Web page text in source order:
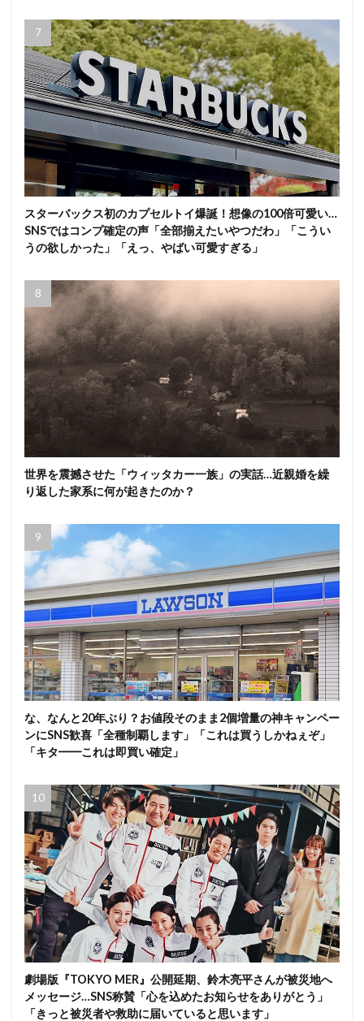
スターバックス初のカプセルトイ爆誕！想像の100倍可愛い…
SNSではコンプ確定の声「全部揃えたいやつだわ」「こうい
うの欲しかった」「えっ、やばい可愛すぎる」
世界を震撼させた「ウィッタカー一族」の実話…近親婚を繰
り返した家系に何が起きたのか？
な、なんと20年ぶり？お値段そのまま2個増量の神キャンペー
ンにSNS歓喜「全種制覇します」「これは買うしかねぇぞ」
「キタ━━これは即買い確定」
劇場版『TOKYO MER』公開延期、鈴木亮平さんが被災地へ
メッセージ…SNS称賛「心を込めたお知らせをありがとう」
「きっと被災者や救助に届いていると思います」